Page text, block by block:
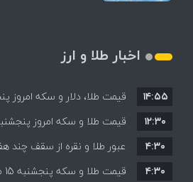
اخبار طلا و ارز
افزایش قیمت ها + جدول
۱۴:۵۵
قیمت ها بر مدار افزایش +
۱۲:۳۰
عبور طلا و نقره از سقف چند
۴:۳۰
قیمت طلا و سکه پنجشنبه 15 مرداد
۴:۳۰